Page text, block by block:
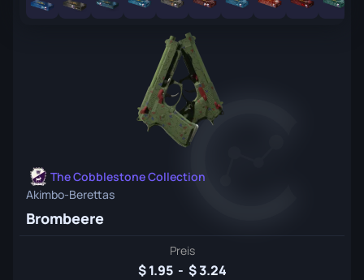
The Cobblestone Collection
Akimbo-Berettas
Brombeere
Preis
1.95 -
3.24